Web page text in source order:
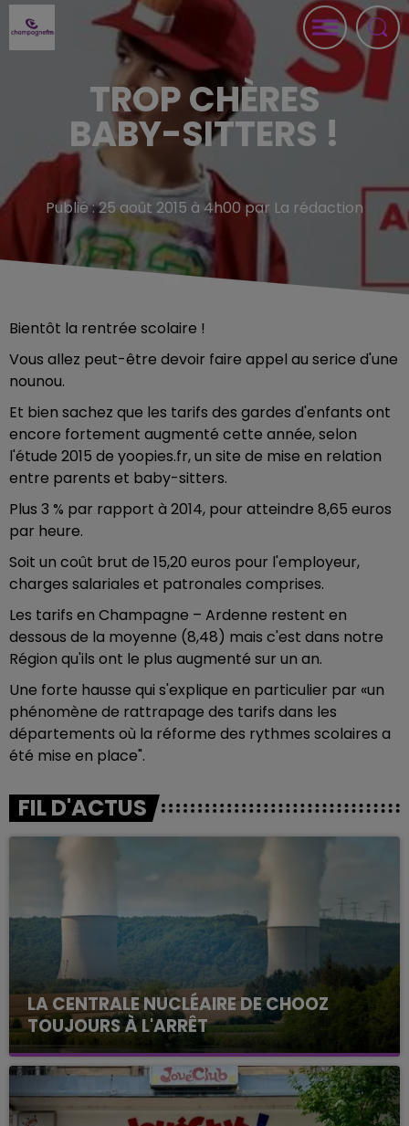
TROP CHÈRES
BABY-SITTERS !
Publié : 25 août 2015 à 4h00 par La rédaction
Bientôt la rentrée scolaire !
Vous allez peut-être devoir faire appel au serice d'une
nounou.
Et bien sachez que les tarifs des gardes d'enfants ont
encore fortement augmenté cette année, selon
l'étude 2015 de yoopies.fr, un site de mise en relation
entre parents et baby-sitters.
Plus 3 % par rapport à 2014, pour atteindre 8,65 euros
par heure.
Soit un coût brut de 15,20 euros pour l'employeur,
charges salariales et patronales comprises.
Les tarifs en Champagne – Ardenne restent en
dessous de la moyenne (8,48) mais c'est dans notre
Région qu'ils ont le plus augmenté sur un an.
Une forte hausse qui s'explique en particulier par «un
phénomène de rattrapage des tarifs dans les
départements où la réforme des rythmes scolaires a
été mise en place".
FIL D'ACTUS
LA CENTRALE NUCLÉAIRE DE CHOOZ
TOUJOURS À L'ARRÊT
Cela fait déjà une semaine que la centrale
nucléaire ardennaise est à l'arrêt. Une situation
justifiée par la sécheresse intense qui est toujours
présente.